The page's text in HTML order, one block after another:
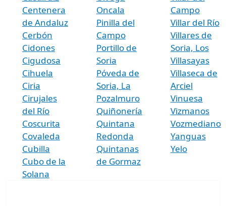
Centenera
de Andaluz
Cerbón
Cidones
Cigudosa
Cihuela
Ciria
Cirujales
del Río
Coscurita
Covaleda
Cubilla
Cubo de la
Solana
Oncala
Pinilla del
Campo
Portillo de
Soria
Póveda de
Soria, La
Pozalmuro
Quiñonería
Quintana
Redonda
Quintanas
de Gormaz
Campo
Villar del Río
Villares de
Soria, Los
Villasayas
Villaseca de
Arciel
Vinuesa
Vizmanos
Vozmediano
Yanguas
Yelo